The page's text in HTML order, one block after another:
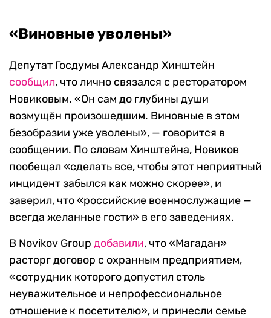
«Виновные уволены»
Депутат Госдумы Александр Хинштейн
сообщил, что лично связался с ресторатором
Новиковым. «Он сам до глубины души
возмущён произошедшим. Виновные в этом
безобразии уже уволены», — говорится в
сообщении. По словам Хинштейна, Новиков
пообещал «сделать все, чтобы этот неприятный
инцидент забылся как можно скорее», и
заверил, что «российские военнослужащие —
всегда желанные гости» в его заведениях.
В Novikov Group добавили, что «Магадан»
расторг договор с охранным предприятием,
«сотрудник которого допустил столь
неуважительное и непрофессиональное
отношение к посетителю», и принесли семье